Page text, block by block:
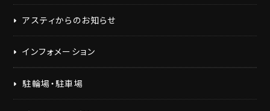
アスティからのお知らせ
インフォメーション
駐輪場・駐車場